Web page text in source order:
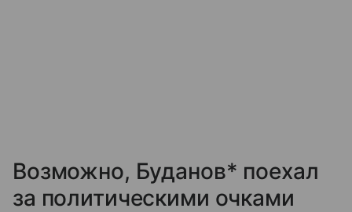
Возможно, Буданов* поехал
за политическими очками